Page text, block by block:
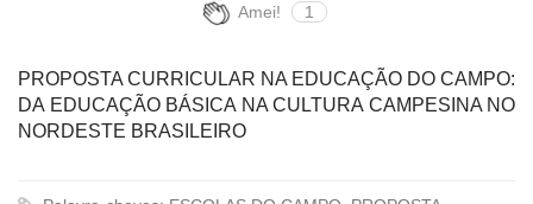
Amei! 1
PROPOSTA CURRICULAR NA EDUCAÇÃO DO CAMPO:
DA EDUCAÇÃO BÁSICA NA CULTURA CAMPESINA NO
NORDESTE BRASILEIRO